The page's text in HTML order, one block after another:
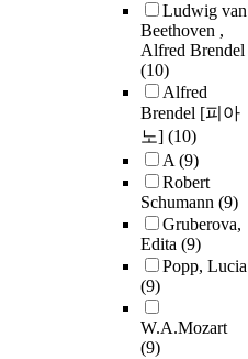
Ludwig van
Beethoven ,
Alfred Brendel
(10)
Alfred
Brendel [피아
노] (10)
A(9)
Robert
Schumann (9)
Gruberova,
Edita (9)
Popp, Lucia
(9)
W.A.Mozart
(9)